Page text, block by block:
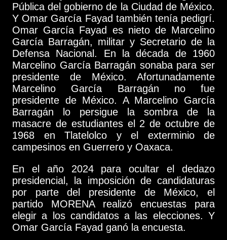
Pública del gobierno de la Ciudad de México.
Y Omar García Fayad también tenía pedigrí.
Omar García Fayad es nieto de Marcelino
García Barragán, militar y Secretario de la
Defensa Nacional. En la década de 1960
Marcelino García Barragán sonaba para ser
presidente de México. Afortunadamente
Marcelino García Barragán no fue
presidente de México. A Marcelino García
Barragán lo persigue la sombra de la
masacre de estudiantes el 2 de octubre de
1968 en Tlatelolco y el exterminio de
campesinos en Guerrero y Oaxaca.
En el año 2024 para ocultar el dedazo
presidencial, la imposición de candidaturas
por parte del presidente de México, el
partido MORENA realizó encuestas para
elegir a los candidatos a las elecciones. Y
Omar García Fayad ganó la encuesta.